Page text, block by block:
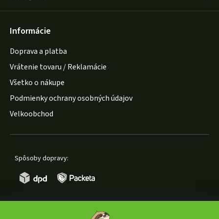
Informácie
Doprava a platba
Vrátenie tovaru / Reklamácie
Všetko o nákupe
Podmienky ochrany osobných údajov
Velkoobchod
Spôsoby dopravy: